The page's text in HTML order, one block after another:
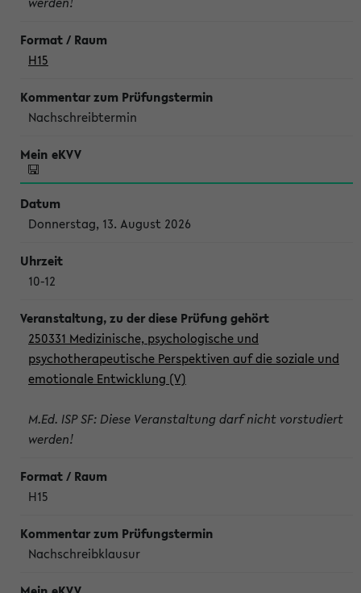
H15
Nachschreibtermin
Donnerstag, 13. August 2026
10-12
250331 Medizinische, psychologische und
psychotherapeutische Perspektiven auf die soziale und
emotionale Entwicklung (V)
M.Ed. ISP SF: Diese Veranstaltung darf nicht vorstudiert
werden!
H15
Nachschreibklausur